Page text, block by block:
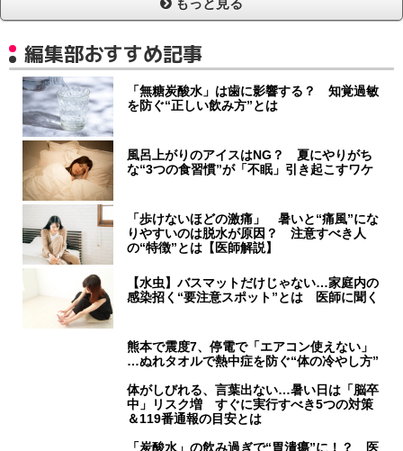
もっと見る
編集部おすすめ記事
「無糖炭酸水」は歯に影響する？ 知覚過敏
を防ぐ“正しい飲み方”とは
風呂上がりのアイスはNG？ 夏にやりがち
な“3つの食習慣”が「不眠」引き起こすワケ
「歩けないほどの激痛」 暑いと“痛風”にな
りやすいのは脱水が原因？ 注意すべき人
の“特徴”とは【医師解説】
【水虫】バスマットだけじゃない…家庭内の
感染招く“要注意スポット”とは 医師に聞く
熊本で震度7、停電で「エアコン使えない」
…ぬれタオルで熱中症を防ぐ“体の冷やし方”
体がしびれる、言葉出ない…暑い日は「脳卒
中」リスク増 すぐに実行すべき5つの対策
＆119番通報の目安とは
「炭酸水」の飲み過ぎで“胃潰瘍”に！？ 医